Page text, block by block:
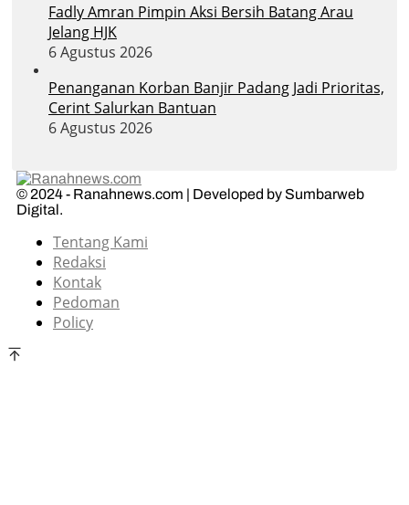
Fadly Amran Pimpin Aksi Bersih Batang Arau
Jelang HJK
6 Agustus 2026
Penanganan Korban Banjir Padang Jadi Prioritas,
Cerint Salurkan Bantuan
6 Agustus 2026
© 2024 - Ranahnews.com | Developed by Sumbarweb
Digital.
Tentang Kami
Redaksi
Kontak
Pedoman
Policy